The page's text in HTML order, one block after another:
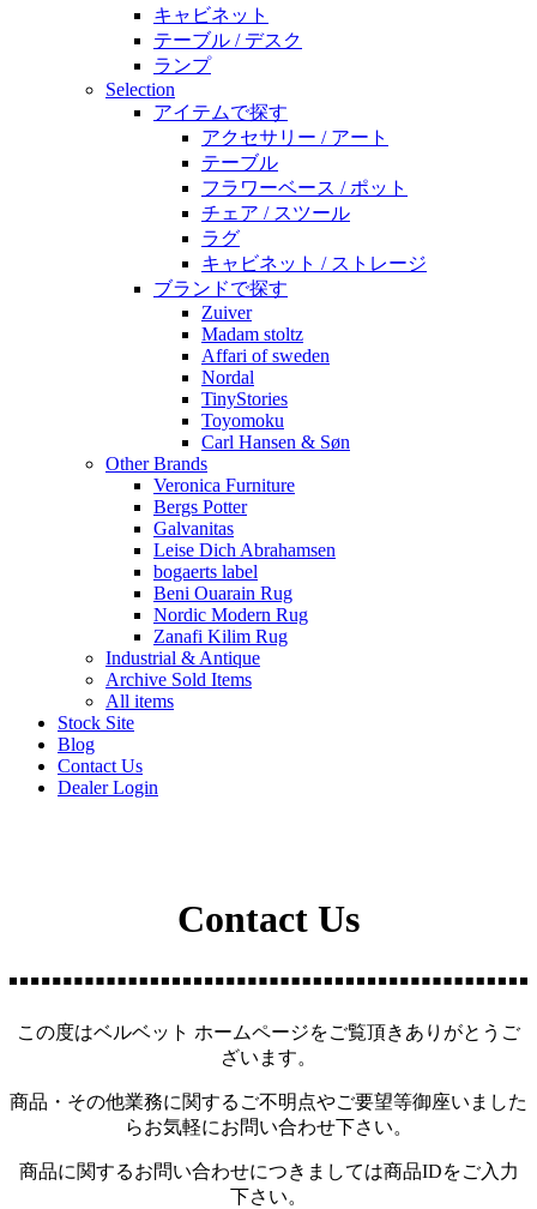
キャビネット
テーブル / デスク
ランプ
Selection
アイテムで探す
アクセサリー / アート
テーブル
フラワーベース / ポット
チェア / スツール
ラグ
キャビネット / ストレージ
ブランドで探す
Zuiver
Madam stoltz
Affari of sweden
Nordal
TinyStories
Toyomoku
Carl Hansen & Søn
Other Brands
Veronica Furniture
Bergs Potter
Galvanitas
Leise Dich Abrahamsen
bogaerts label
Beni Ouarain Rug
Nordic Modern Rug
Zanafi Kilim Rug
Industrial & Antique
Archive Sold Items
All items
Stock Site
Blog
Contact Us
Dealer Login
Contact Us
この度はベルベット ホームページをご覧頂きありがとうご
ざいます。
商品・その他業務に関するご不明点やご要望等御座いました
らお気軽にお問い合わせ下さい。
商品に関するお問い合わせにつきましては商品IDをご入力
下さい。